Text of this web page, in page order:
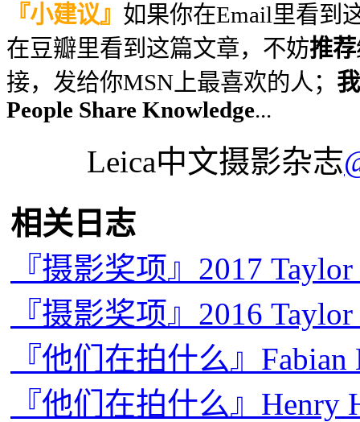
『小建议』 如果你在Email里看到
在豆瓣里看到这篇文章，不妨推荐
接，发给你MSN上最喜欢的人；
People Share Knowledge...
Leica中文摄影杂志
相关日志
『摄影奖项』2017
『摄影奖项』2016
『他们在拍什么』
『他们在拍什么』Henry